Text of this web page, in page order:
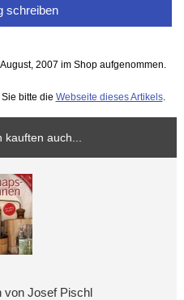
schreiben
2007 im Shop aufgenommen.
bitte die Webseite dieses Artikels.
auch...
von Josef Pischl